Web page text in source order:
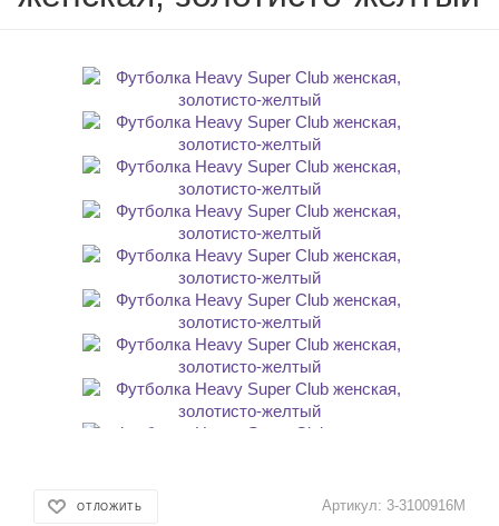
ОТЛОЖИТЬ Артикул: 3-3100916M